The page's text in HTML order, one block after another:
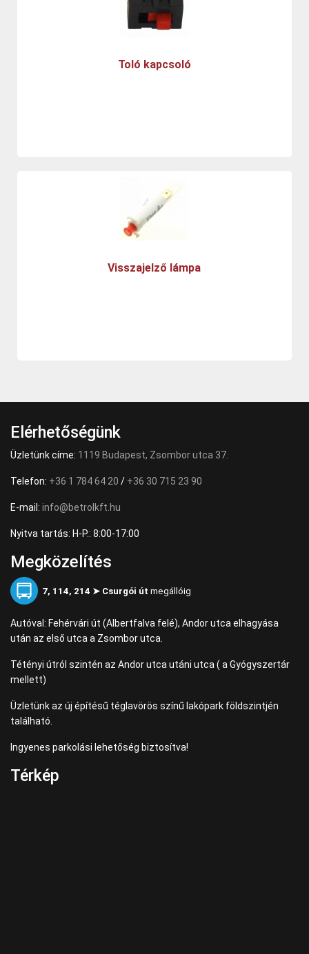
Toló kapcsoló
Visszajelző lámpa
Elérhetőségünk
Üzletünk címe: 1119 Budapest, Zsombor utca 37.
Telefon: +36 1 784 64 20 / +36 30 715 23 90
E-mail: info@betrolkft.hu
Nyitva tartás: H-P.: 8:00-17:00
Megközelítés
7, 114, 214 ➤ Csurgói út megállóig
Autóval: Fehérvári út (Albertfalva felé), Andor utca elhagyása
után az első utca a Zsombor utca.
Tétényi útról szintén az Andor utca utáni utca ( a Gyógyszertár
mellett)
Üzletünk az új építésű téglavörös színű lakópark földszintjén
található.
Ingyenes parkolási lehetőség biztosítva!
Térkép